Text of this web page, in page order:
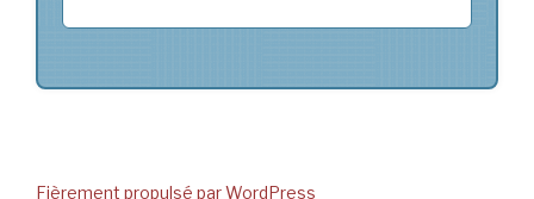
Fièrement propulsé par WordPress